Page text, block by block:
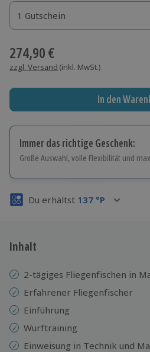
1 Gutschein
1 Gutschein
1 Gutschein
274,90 €
zzgl. Versand (inkl. MwSt.)
In den
Immer das richtige Geschenk:
Große Auswahl, volle Flexibilität und
Volle Flexibilität
3 Jahre gültig & verlängerbar.
Du erhältst 137 °P
Inhalt
2-tägiges Fliegenfischen in
Erfahrener Fliegenfischer
Einführung
Wurftraining
Einweisung in Technik und